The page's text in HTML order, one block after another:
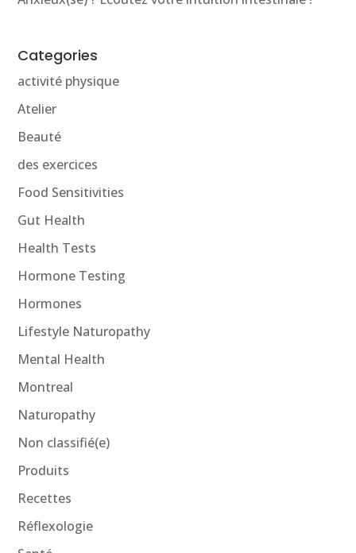
Categories
activité physique
Atelier
Beauté
des exercices
Food Sensitivities
Gut Health
Health Tests
Hormone Testing
Hormones
Lifestyle Naturopathy
Mental Health
Montreal
Naturopathy
Non classifié(e)
Produits
Recettes
Réflexologie